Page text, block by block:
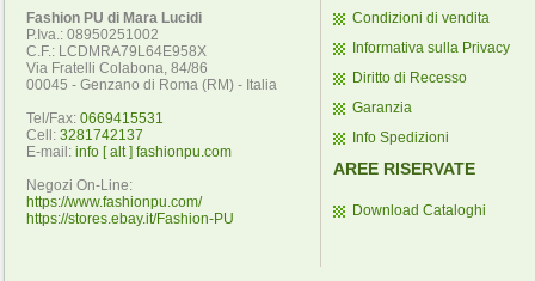
Fashion PU di Mara Lucidi
P.Iva.: 08950251002
C.F.: LCDMRA79L64E958X
Via Fratelli Colabona, 84/86
00045 - Genzano di Roma (RM) - Italia
Tel/Fax: 0669415531
Cell: 3281742137
E-mail: info [ alt ] fashionpu.com
Negozi On-Line:
https://www.fashionpu.com/
https://stores.ebay.it/Fashion-PU
Condizioni di vendita
Informativa sulla Privacy
Diritto di Recesso
Garanzia
Info Spedizioni
AREE RISERVATE
Download Cataloghi